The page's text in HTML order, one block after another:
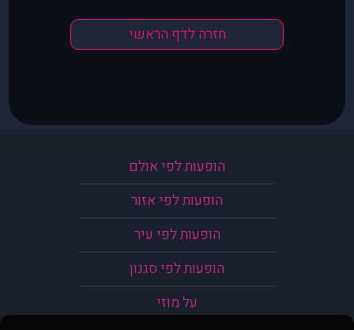
חזרה לדף הראשי
הופעות לפי אולם
הופעות לפי אזור
הופעות לפי עיר
הופעות לפי סגנון
על מוזי